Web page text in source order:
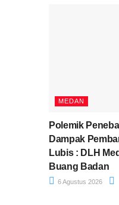
MEDAN
Polemik
Dampak
Lubis : DLH
Buang Badan
6 Agustus 2026